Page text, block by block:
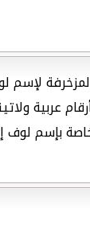
المزخرفة
عربية
بإسم